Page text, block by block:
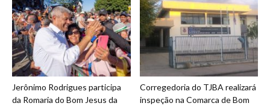
Jerônimo Rodrigues participa
da Romaria do Bom Jesus da
Corregedoria do TJBA realizará
inspeção na Comarca de Bom